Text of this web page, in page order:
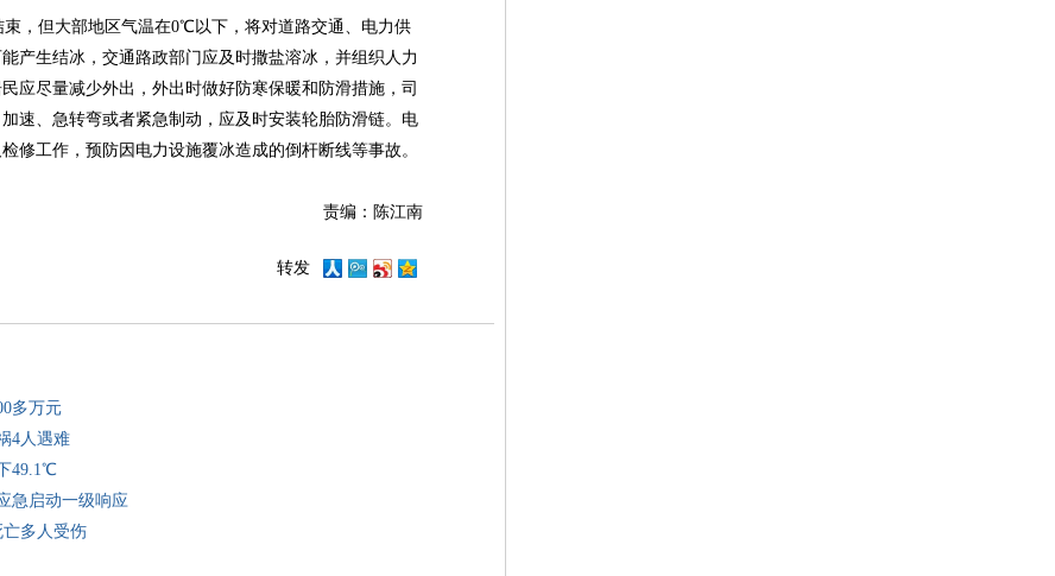
，但大部地区气温在0℃以下，将对道路交通、电力供
产生结冰，交通路政部门应及时撒盐溶冰，并组织人力
应尽量减少外出，外出时做好防寒保暖和防滑措施，司
速、急转弯或者紧急制动，应及时安装轮胎防滑链。电
修工作，预防因电力设施覆冰造成的倒杆断线等事故。
责编：陈江南
转发
多万元
4人遇难
49.1℃
急启动一级响应
多人受伤